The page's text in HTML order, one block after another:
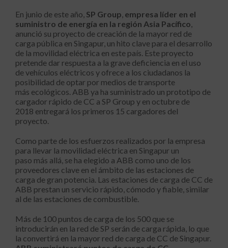
En junio de este año, SP Group, empresa líder en el
suministro de energía en la región Asia Pacífico,
anunció su proyecto de creación de la mayor red de
carga pública en Singapur, un hito clave para el desarrollo
de la movilidad eléctrica en este país. Este proyecto
pretende dar respuesta a la grave deficiencia en el uso
de vehículos eléctricos y ofrece a los ciudadanos la
posibilidad de optar por medios de transporte
más ecológicos. ABB ya ha suministrado un prototipo de
cargador rápido de CC a SP Group y en octubre de
2018 entregará los primeros 15 cargadores del
proyecto.
Como parte de los esfuerzos realizados por la empresa
para llevar la movilidad eléctrica en Singapur un
paso más allá, se ha elegido a ABB como uno de los
proveedores clave en el ámbito de las estaciones de
carga de gran potencia. Las estaciones de carga de CC de
ABB prestan un servicio rápido, cómodo y fiable, similar
al de las estaciones de combustible.
Más de 100 puntos de carga de los 500 que se
introducirán en la red de SP serán de carga rápida, lo que
la convertirá en la mayor red de carga de CC de Singapur.